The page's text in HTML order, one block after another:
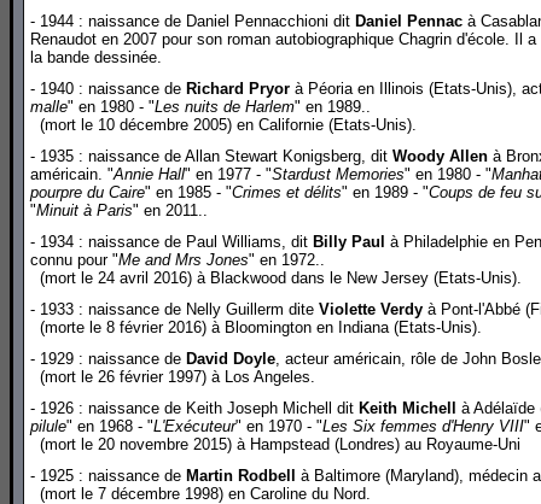
- 1944 : naissance de Daniel Pennacchioni dit Daniel Pennac à
Renaudot en 2007 pour son roman autobiographique Chagrin d'école.
la bande dessinée.
- 1940 : naissance de Richard Pryor à Péoria en Illinois (Etats-Unis),
malle" en 1980 - "Les nuits de Harlem" en 1989..
(mort le 10 décembre 2005) en Californie (Etats-Unis).
- 1935 : naissance de Allan Stewart Konigsberg, dit Woody Allen à
américain. "Annie Hall" en 1977 - "Stardust Memories" en 1980 - "
pourpre du Caire" en 1985 - "Crimes et délits" en 1989 - "Coups de feu
"Minuit à Paris" en 2011..
- 1934 : naissance de Paul Williams, dit Billy Paul à Philadelphie en
connu pour "Me and Mrs Jones" en 1972..
(mort le 24 avril 2016) à Blackwood dans le New Jersey (Etats-Unis).
- 1933 : naissance de Nelly Guillerm dite Violette Verdy à Pont-l'Abbé
(morte le 8 février 2016) à Bloomington en Indiana (Etats-Unis).
- 1929 : naissance de David Doyle, acteur américain, rôle de John
(mort le 26 février 1997) à Los Angeles.
- 1926 : naissance de Keith Joseph Michell dit Keith Michell
à Adélaïde
pilule" en 1968 - "L'Exécuteur" en 1970 - "Les Six femmes d'Henry VIII"
(mort le 20 novembre 2015) à Hampstead (Londres) au Royaume-Uni
- 1925 : naissance de Martin Rodbell
à Baltimore (Maryland), médecin
(mort le 7 décembre 1998) en Caroline du Nord.